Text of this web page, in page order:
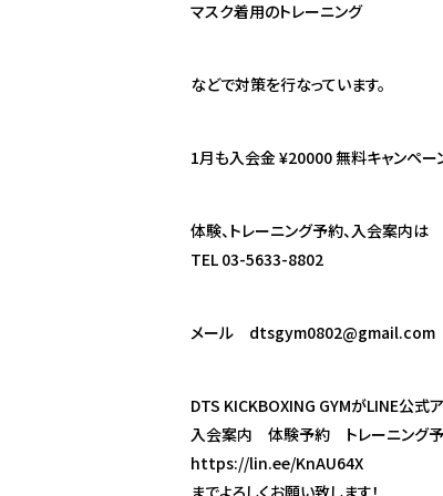
マスク着用のトレーニング
などで対策を行なっています。
1月も入会金 ¥20000 無料キャンペー
体験、トレーニング予約、入会案内は
TEL 03-5633-8802
メール dtsgym0802@gmail.com
DTS KICKBOXING GYMがLINE公式ア
入会案内 体験予約 トレーニング予
https://lin.ee/KnAU64X
までよろしくお願い致します！